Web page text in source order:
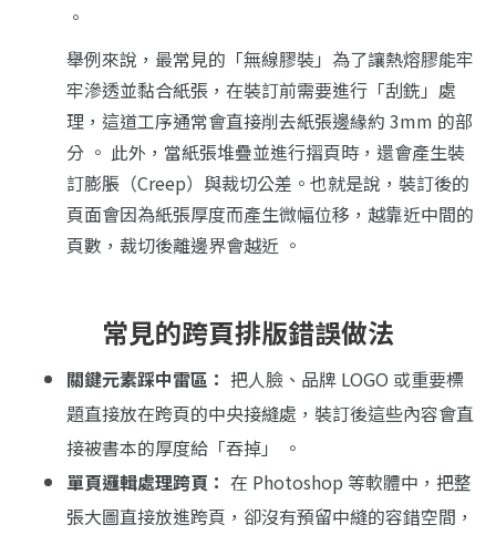
。
舉例來說，最常見的「無線膠裝」為了讓熱熔膠能牢
牢滲透並黏合紙張，在裝訂前需要進行「刮銑」處
理，這道工序通常會直接削去紙張邊緣約 3mm 的部
分 。 此外，當紙張堆疊並進行摺頁時，還會產生裝
訂膨脹（Creep）與裁切公差。也就是說，裝訂後的
頁面會因為紙張厚度而產生微幅位移，越靠近中間的
頁數，裁切後離邊界會越近 。
常見的跨頁排版錯誤做法
關鍵元素踩中雷區： 把人臉、品牌 LOGO 或重要標
題直接放在跨頁的中央接縫處，裝訂後這些內容會直
接被書本的厚度給「吞掉」 。
單頁邏輯處理跨頁： 在 Photoshop 等軟體中，把整
張大圖直接放進跨頁，卻沒有預留中縫的容錯空間，